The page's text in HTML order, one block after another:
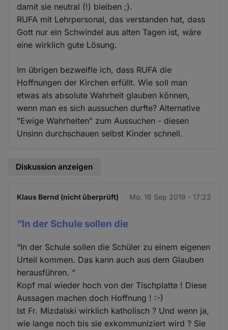
damit sie neutral (!) bleiben ;).
RUFA mit Lehrpersonal, das verstanden hat, dass
Gott nur ein Schwindel aus alten Tagen ist, wäre
eine wirklich gute Lösung.
Im übrigen bezweifle ich, dass RUFA die
Hoffnungen der Kirchen erfüllt. Wie soll man
etwas als absolute Wahrheit glauben können,
wenn man es sich aussuchen durfte? Alternative
"Ewige Wahrheiten" zum Aussuchen - diesen
Unsinn durchschauen selbst Kinder schnell.
Diskussion anzeigen
Klaus Bernd (nicht überprüft) Mo. 16 Sep 2019 - 17:22
“In der Schule sollen die
“In der Schule sollen die Schüler zu einem eigenen
Urteil kommen. Das kann auch aus dem Glauben
herausführen. “
Kopf mal wieder hoch von der Tischplatte ! Diese
Aussagen machen doch Hoffnung ! :-)
Ist Fr. Mizdalski wirklich katholisch ? Und wenn ja,
wie lange noch bis sie exkommuniziert wird ? Sie